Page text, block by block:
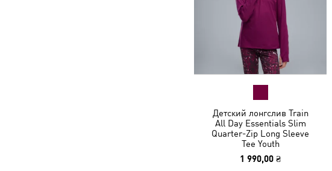
Детский лонгслив Train
All Day Essentials Slim
Quarter-Zip Long Sleeve
Tee Youth
1 990,00 ₴